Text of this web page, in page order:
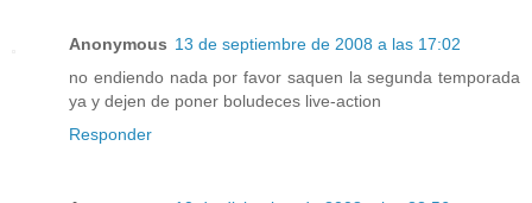
Anonymous 13 de septiembre de 2008 a las 17:02
no endiendo nada por favor saquen la segunda temporada
ya y dejen de poner boludeces live-action
Responder